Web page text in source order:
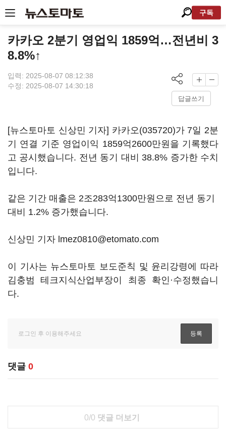
구독
카카오 2분기 영업익 1859억…전년비 3
8.8%↑
입력: 2025-08-07 08:12:38
수정: 2025-08-07 14:30:18
답글쓰기
[뉴스토마토 신상민 기자] 카카오(035720)가 7일 2분
기 연결 기준 영업이익 1859억2600만원을 기록했다
고 공시했습니다. 전년 동기 대비 38.8% 증가한 수치
입니다.
같은 기간 매출은 2조283억1300만원으로 전년 동기
대비 1.2% 증가했습니다.
신상민 기자 lmez0810@etomato.com
이 기사는 뉴스토마토 보도준칙 및 윤리강령에 따라
김충범 테크지식산업부장이 최종 확인·수정했습니
다.
댓글 0
0/0 댓글 더보기